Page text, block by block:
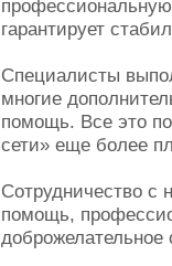
гарантирует
Специалисты
многие
помощь. Все это
сети» еще более
Сотрудничество с
помощь,
доброжелательное